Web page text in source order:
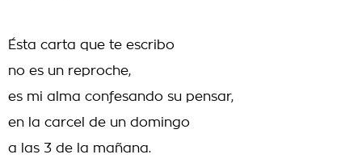
Ésta carta que te escribo
no es un reproche,
es mi alma confesando su pensar,
en la carcel de un domingo
a las 3 de la mañana.